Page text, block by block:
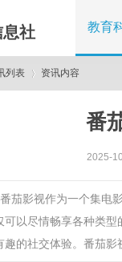
社 教育
列表 资讯内容
番
2025-
茄影视作为一个集电
可以尽情畅享各种类
趣的社交体验。番茄影